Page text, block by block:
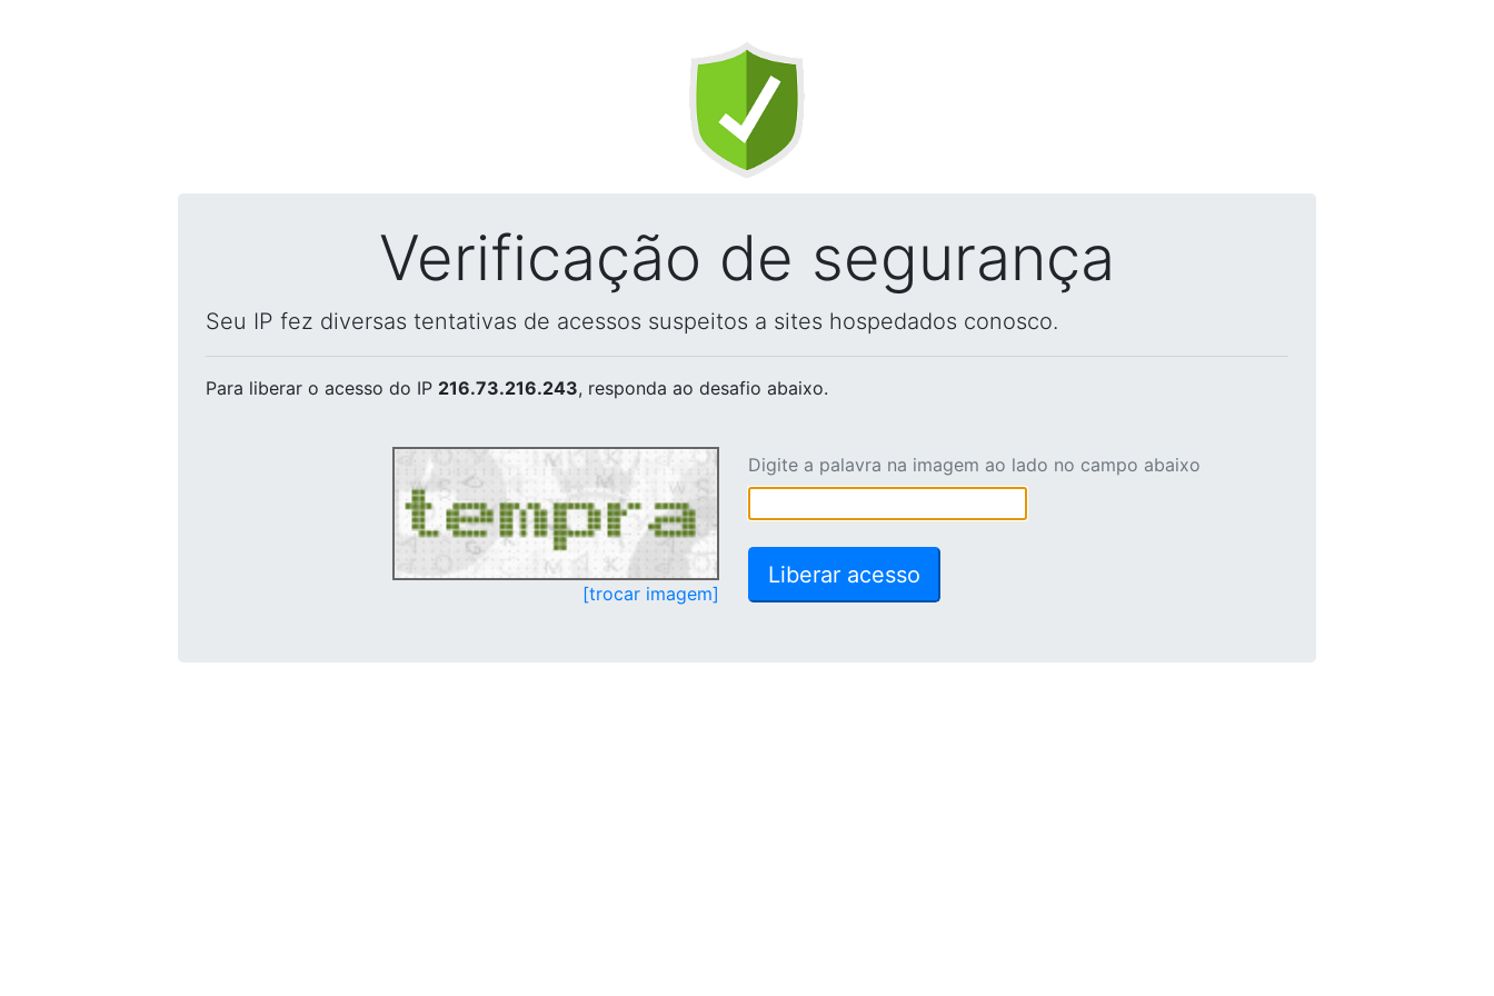
Verificação de segurança
Seu IP fez diversas tentativas de acessos suspeitos a sites hospedados conosco.
Para liberar o acesso do IP 216.73.216.243, responda ao desafio abaixo.
[trocar imagem]
Digite a palavra na imagem ao lado no campo abaixo